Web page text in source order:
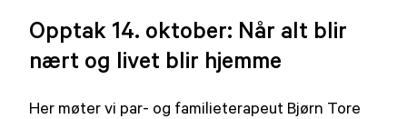
Opptak 14. oktober: Når alt blir
nært og livet blir hjemme
Her møter vi par- og familieterapeut Bjørn Tore